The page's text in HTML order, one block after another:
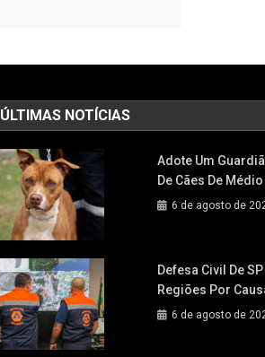
ÚLTIMAS NOTÍCIAS
Adote Um
De Cães De
6 de agosto de
Defesa Civil De
Regiões Por
6 de agosto de